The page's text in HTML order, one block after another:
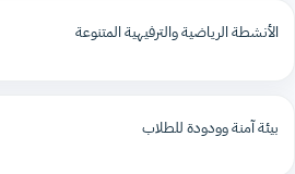
الأنشطة الرياضية والترفيهية المتنوعة
بيئة آمنة وودودة للطلاب